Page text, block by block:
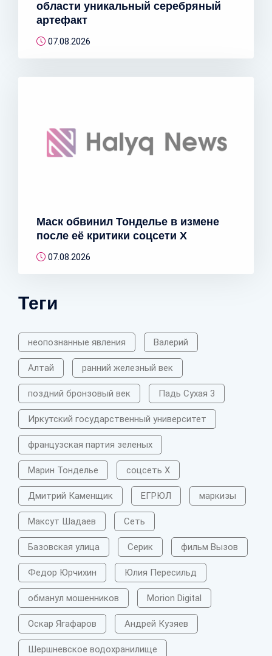
области уникальный серебряный
артефакт
07.08.2026
Маск обвинил Тонделье в измене
после её критики соцсети X
07.08.2026
Теги
неопознанные явления Валерий
Алтай ранний железный век
поздний бронзовый век Падь Сухая 3
Иркутский государственный университет
французская партия зеленых
Марин Тонделье соцсеть X
Дмитрий Каменщик ЕГРЮЛ маркизы
Максут Шадаев Сеть
Базовская улица Серик фильм Вызов
Федор Юрчихин Юлия Пересильд
обманул мошенников Morion Digital
Оскар Ягафаров Андрей Кузяев
Шершневское водохранилище